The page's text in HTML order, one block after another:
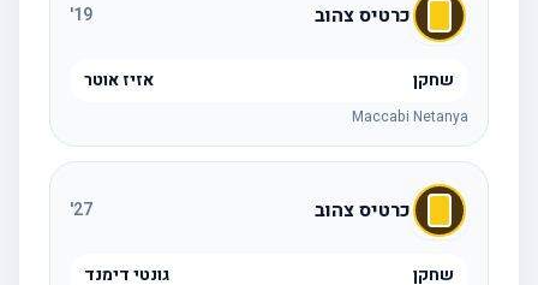
כרטיס צהוב 19
'
שחקן אזיז אוטר
Maccabi Netanya
כרטיס צהוב 27
'
שחקן גונטי דימנד